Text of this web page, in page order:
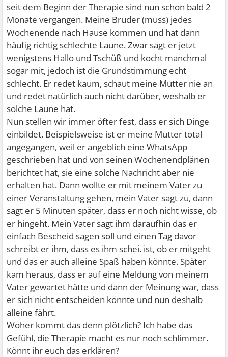
seit dem Beginn der Therapie sind nun schon bald 2
Monate vergangen. Meine Bruder (muss) jedes
Wochenende nach Hause kommen und hat dann
häufig richtig schlechte Laune. Zwar sagt er jetzt
wenigstens Hallo und Tschüß und kocht manchmal
sogar mit, jedoch ist die Grundstimmung echt
schlecht. Er redet kaum, schaut meine Mutter nie an
und redet natürlich auch nicht darüber, weshalb er
solche Laune hat.
Nun stellen wir immer öfter fest, dass er sich Dinge
einbildet. Beispielsweise ist er meine Mutter total
angegangen, weil er angeblich eine WhatsApp
geschrieben hat und von seinen Wochenendplänen
berichtet hat, sie eine solche Nachricht aber nie
erhalten hat. Dann wollte er mit meinem Vater zu
einer Veranstaltung gehen, mein Vater sagt zu, dann
sagt er 5 Minuten später, dass er noch nicht wisse, ob
er hingeht. Mein Vater sagt ihm daraufhin das er
einfach Bescheid sagen soll und einen Tag davor
schreibt er ihm, dass es ihm schei. ist, ob er mitgeht
und das er auch alleine Spaß haben könnte. Später
kam heraus, dass er auf eine Meldung von meinem
Vater gewartet hätte und dann der Meinung war, dass
er sich nicht entscheiden könnte und nun deshalb
alleine fährt.
Woher kommt das denn plötzlich? Ich habe das
Gefühl, die Therapie macht es nur noch schlimmer.
Könnt ihr euch das erklären?